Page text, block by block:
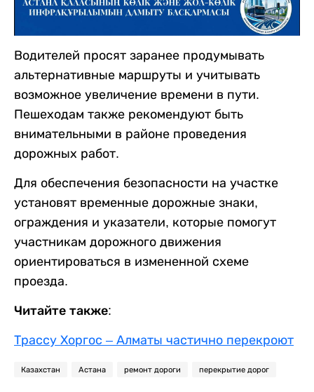
Водителей просят заранее продумывать
альтернативные маршруты и учитывать
возможное увеличение времени в пути.
Пешеходам также рекомендуют быть
внимательными в районе проведения
дорожных работ.
Для обеспечения безопасности на участке
установят временные дорожные знаки,
ограждения и указатели, которые помогут
участникам дорожного движения
ориентироваться в измененной схеме
проезда.
Читайте также:
Трассу Хоргос – Алматы частично перекроют
Казахстан Астана ремонт дороги перекрытие дорог